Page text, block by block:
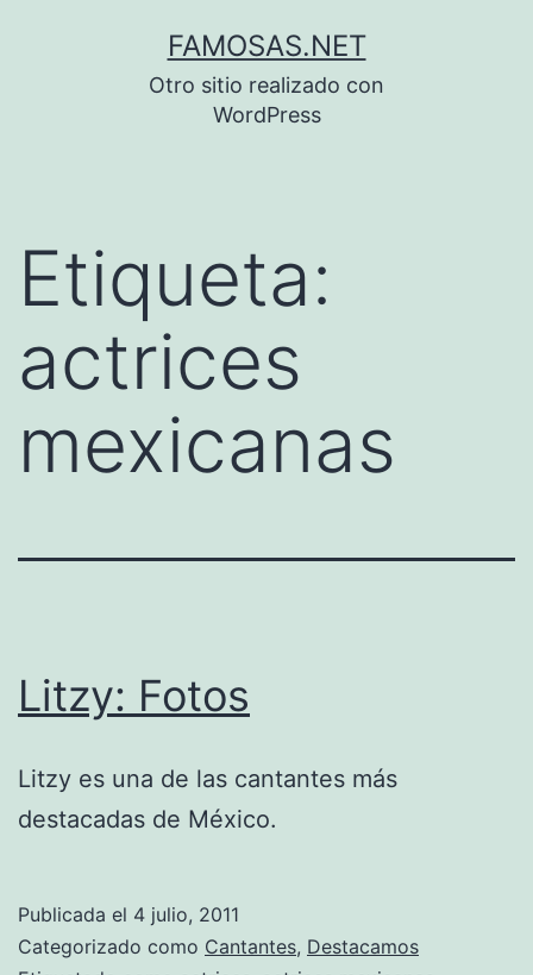
FAMOSAS.NET
Otro sitio realizado con
WordPress
Etiqueta:
actrices
mexicanas
Litzy: Fotos
Litzy es una de las cantantes más
destacadas de México.
Publicada el 4 julio, 2011
Categorizado como Cantantes, Destacamos